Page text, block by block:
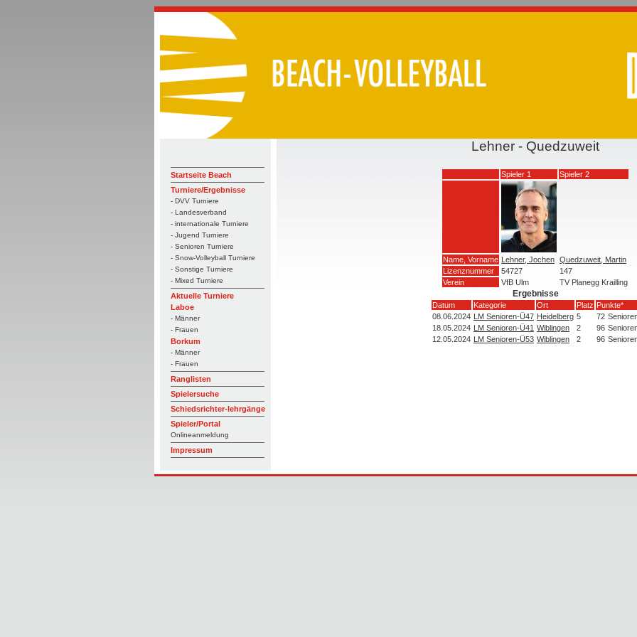
Startseite Beach
Turniere/Ergebnisse
- DVV Turniere
- Landesverband
- internationale Turniere
- Jugend Turniere
- Senioren Turniere
- Snow-Volleyball Turniere
- Sonstige Turniere
- Mixed Turniere
Aktuelle Turniere
Laboe
- Männer
- Frauen
Borkum
- Männer
- Frauen
Ranglisten
Spielersuche
Schiedsrichter-lehrgänge
Spieler/Portal
Onlineanmeldung
Impressum
Lehner - Quedzuweit
Spieler 1 Spieler 2
Name, Vorname Lehner, Jochen Quedzuweit, Martin
Lizenznummer
54727
147
Verein
VfB Ulm TV Planegg Krailling
Ergebnisse
Datum Kategorie Ort Platz Punkte*
08.06.2024 LM Senioren-Ü47 Heidelberg 5 72
18.05.2024 LM Senioren-Ü41 Wiblingen 2 96
12.05.2024 LM Senioren-Ü53 Wiblingen 2 96